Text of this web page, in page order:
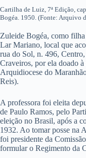
Cartilha de Luiz, 7ª Edição,
Bogéa. 1950. (Fonte: Arquivo
Zuleide Bogéa, como
Lar Mariano, local que
rua do Sol, n. 496,
Craveiros, por ela doado à
Arquidiocese do
Reis).
A professora foi eleita
de Paulo Ramos, pelo
eleição no Brasil, após a
1932. Ao tomar posse na
foi presidente da
formular o Regimento da